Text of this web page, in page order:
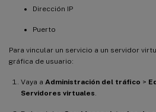
Dirección IP
Puerto
Para vincular un servicio a un servidor
gráfica de usuario:
Vaya a Administración del tráfico >
Servidores virtuales.